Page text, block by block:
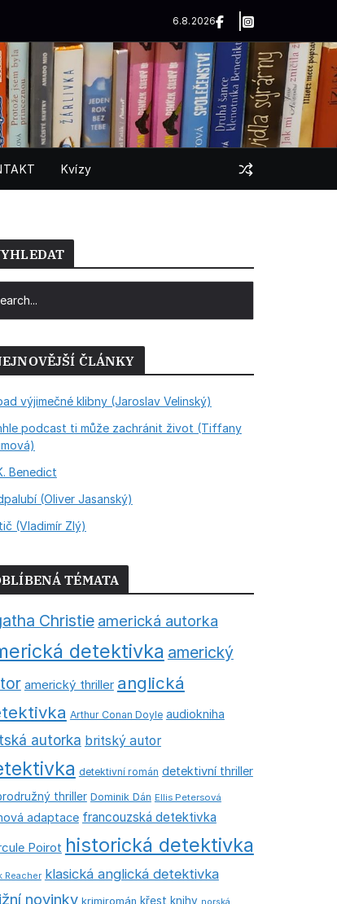
6.8.2026
Kvízy
ČLÁNKY
výjimečné klibny (Jaroslav Velinský)
podcast ti může zachránit život (Tiffany
Benedict
(Oliver Jasanský)
(Vladimír Zlý)
TÉMATA
Christie americká autorka
detektivka americký
americký thriller anglická
Arthur Conan Doyle audiokniha
autorka britský autor
detektivní román detektivní thriller
thriller Dominik Dán Ellis Petersová
adaptace francouzská detektivka
Poirot historická detektivka
Reacher klasická anglická detektivka
novinky krimiromán křest knihy